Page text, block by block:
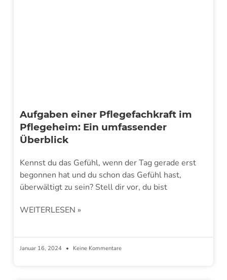
Aufgaben einer Pflegefachkraft im
Pflegeheim: Ein umfassender
Überblick
Kennst du das Gefühl, wenn der Tag gerade erst
begonnen hat und du schon das Gefühl hast,
überwältigt zu sein? Stell dir vor, du bist
WEITERLESEN »
Januar 16, 2024 Keine Kommentare